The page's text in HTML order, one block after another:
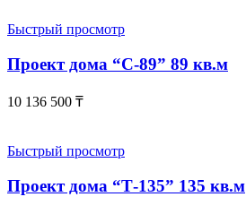
Быстрый просмотр
Проект дома “С-89” 89 кв.м
10 136 500 ₸
Быстрый просмотр
Проект дома “Т-135” 135 кв.м